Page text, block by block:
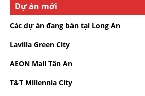
Dự án mới
Các dự án đang bán tại Long An
Lavilla Green City
AEON Mall Tân An
T&T Millennia City